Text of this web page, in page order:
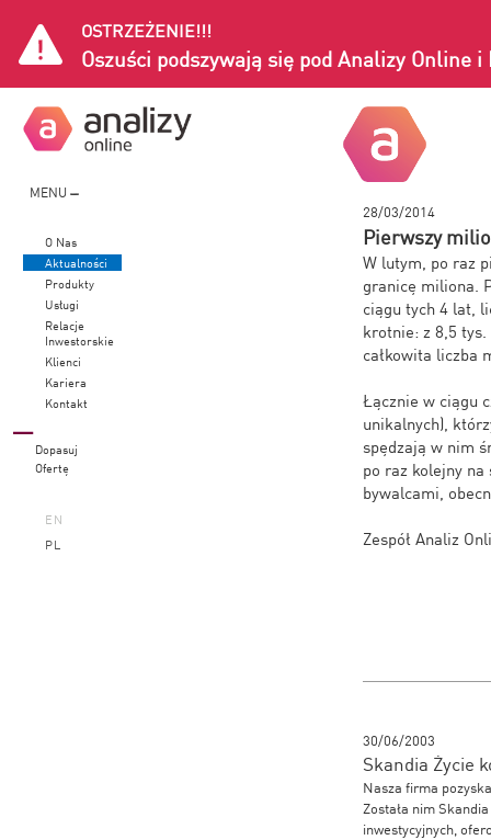
OSTRZEŻENIE!!!
Oszuści podszywają się pod Analizy Online i
MENU
O Nas
Aktualności
Produkty
Usługi
Relacje
Inwestorskie
Klienci
Kariera
Kontakt
Dopasuj
Ofertę
EN
PL
28/03/2014
Pierwszy
W lutym, po raz
granicę miliona.
ciągu tych 4 lat,
krotnie: z 8,5
całkowita liczba
Łącznie w ciągu
unikalnych),
spędzają w nim
po raz kolejny
bywalcami,
Zespół Analiz
30/06/2003
Skandia Życie
Nasza firma
Została nim
inwestycyjnych,